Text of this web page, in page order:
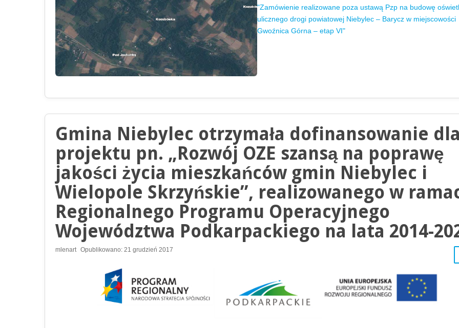
"Zamówienie realizowane poza ustawą Pzp na budowę
ulicznego drogi powiatowej Niebylec – Barycz w miejscowości
Gwoźnica Górna – etap VI"
Gmina Niebylec otrzymała dofinansowanie
projektu pn. „Rozwój OZE szansą na poprawę
jakości życia mieszkańców gmin Niebylec i
Wielopole Skrzyńskie”, realizowanego w
Regionalnego Programu Operacyjnego
Województwa Podkarpackiego na lata 2014-
mlenart Opublikowano: 21 grudzień 2017